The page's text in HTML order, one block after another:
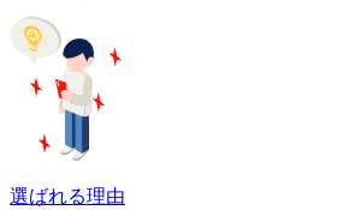
選ばれる理由